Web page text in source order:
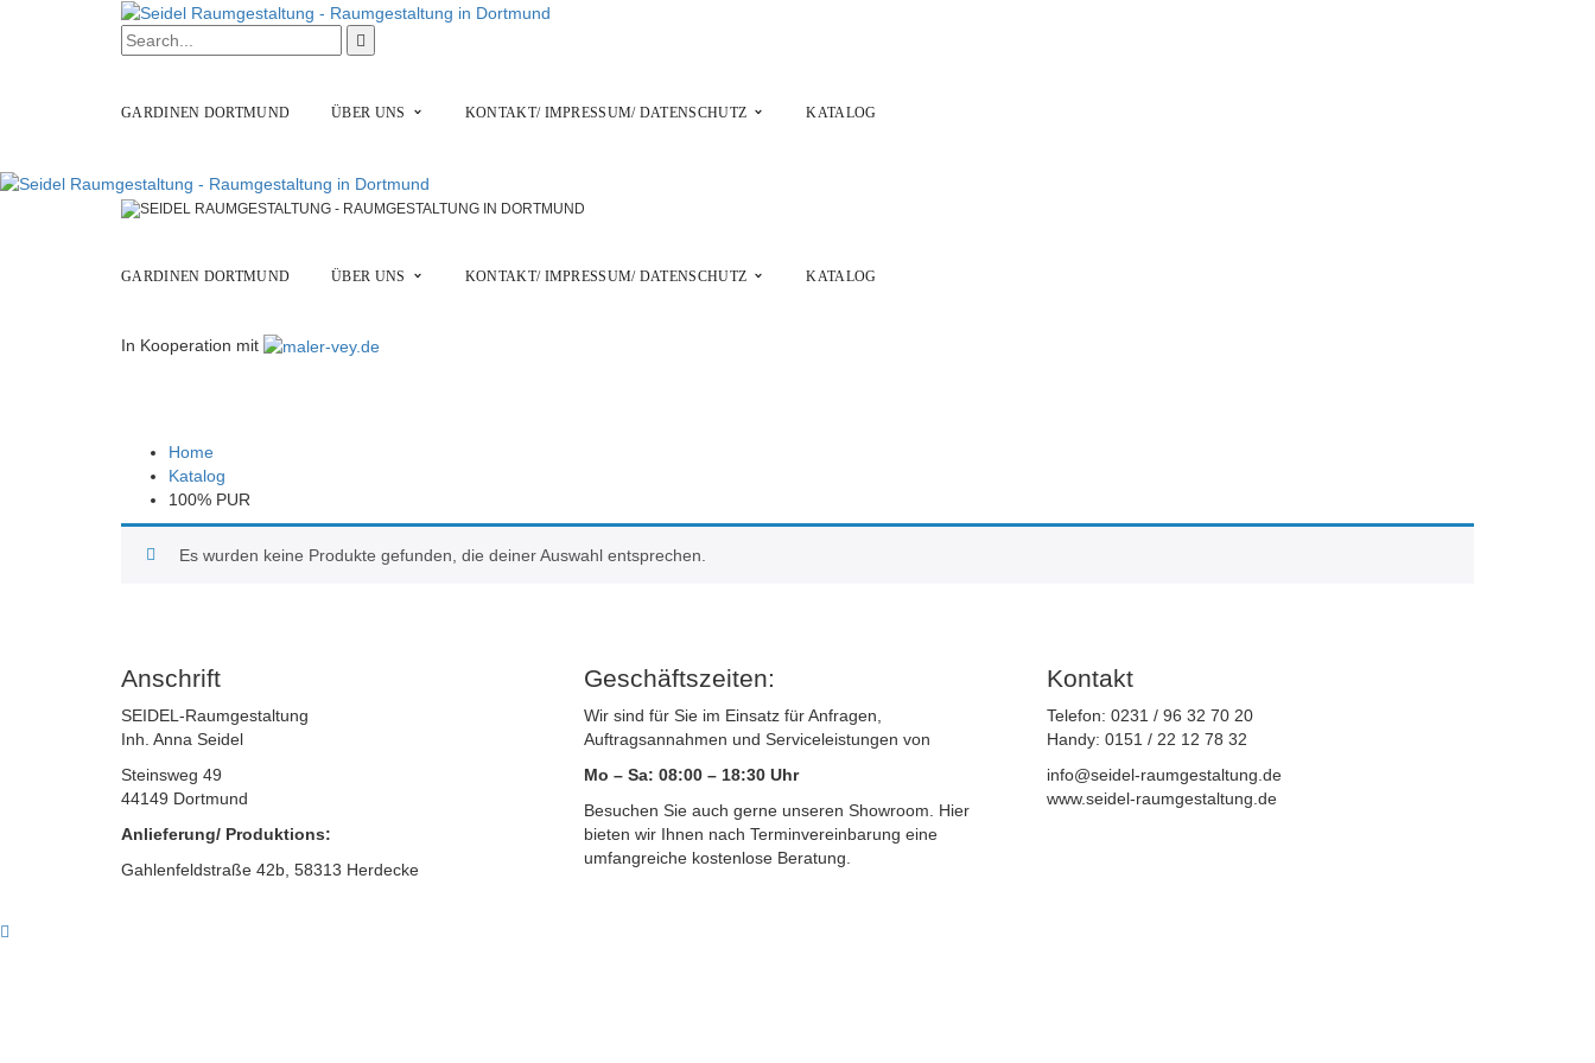
GARDINEN DORTMUND ÜBER UNS KONTAKT/ IMPRESSUM/ DATENSCHUTZ KATALOG
GARDINEN DORTMUND ÜBER UNS KONTAKT/ IMPRESSUM/ DATENSCHUTZ KATALOG
In Kooperation mit
Home
Katalog
100% PUR
Es wurden keine Produkte gefunden, die deiner Auswahl entsprechen.
Anschrift
SEIDEL-Raumgestaltung
Inh. Anna Seidel
Steinsweg 49
44149 Dortmund
Anlieferung/ Produktions:
Gahlenfeldstraße 42b, 58313 Herdecke
Geschäftszeiten:
Wir sind für Sie im Einsatz für Anfragen,
Auftragsannahmen und Serviceleistungen von
Mo – Sa: 08:00 – 18:30 Uhr
Besuchen Sie auch gerne unseren Showroom. Hier
bieten wir Ihnen nach Terminvereinbarung eine
umfangreiche kostenlose Beratung.
Kontakt
Telefon: 0231 / 96 32 70 20
Handy: 0151 / 22 12 78 32
info@seidel-raumgestaltung.de
www.seidel-raumgestaltung.de